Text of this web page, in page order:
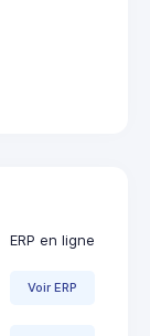
ERP en ligne
Voir ERP